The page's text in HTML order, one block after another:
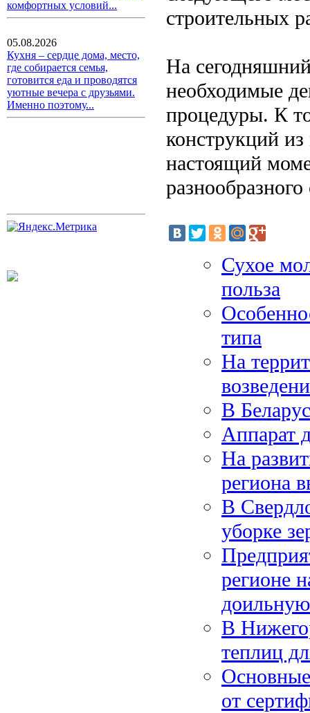
комфортных условий...
05.08.2026
Кухня – сердце дома, место,
где собирается семья,
готовится еда и проводятся
уютные вечера с друзьями.
Именно поэтому...
строительных
На
необходимые
процедуры. К
конструкций
настоящий
Сухое
польза
типа
На
В
Аппарат
На
региона
В
уборке
регионе
В
теплиц
от